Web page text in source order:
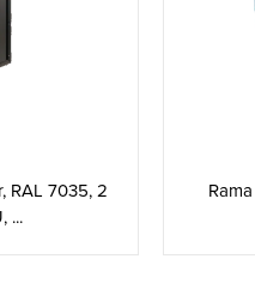
RAL 7035, 2
...